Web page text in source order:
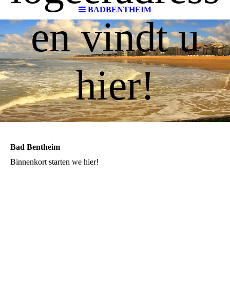
BADBENTHEIM
en vindt u
hier!
Bad Bentheim
Binnenkort starten we hier!